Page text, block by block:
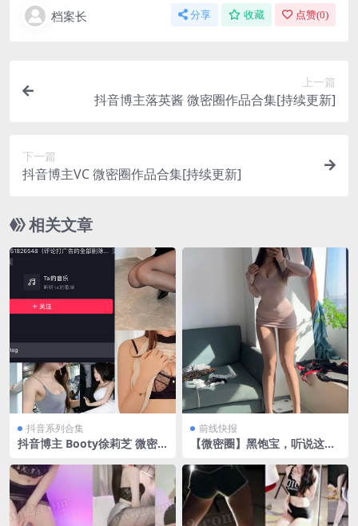
档案长 分享 收藏 点赞(0)
上一篇
抖音博主落英酱 微密圈作品合集[持续更新]
下一篇
抖音博主VC 微密圈作品合集[持续更新]
相关文章
抖音系列合集
抖音博主 Booty徐莉芝 微密
至：2023.8.28
前线快报
【微密圈】黑饱宝，听说这届